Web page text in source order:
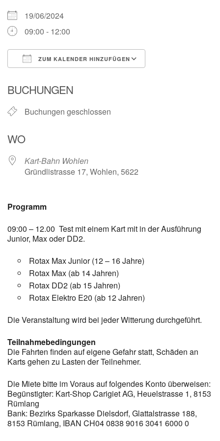
19/06/2024
09:00 - 12:00
ZUM KALENDER HINZUFÜGEN
BUCHUNGEN
Buchungen geschlossen
WO
Kart-Bahn Wohlen
Gründlistrasse 17, Wohlen, 5622
Programm
09:00 – 12.00 Test mit einem Kart mit in der Ausführung
Junior, Max oder DD2.
Rotax Max Junior (12 – 16 Jahre)
Rotax Max (ab 14 Jahren)
Rotax DD2 (ab 15 Jahren)
Rotax Elektro E20 (ab 12 Jahren)
Die Veranstaltung wird bei jeder Witterung durchgeführt.
Teilnahmebedingungen
Die Fahrten finden auf eigene Gefahr statt, Schäden an
Karts gehen zu Lasten der Teilnehmer.
Die Miete bitte im Voraus auf folgendes Konto überweisen:
Begünstigter: Kart-Shop Carigiet AG, Heuelstrasse 1, 8153
Rümlang
Bank: Bezirks Sparkasse Dielsdorf, Glattalstrasse 188,
8153 Rümlang, IBAN CH04 0838 9016 3041 6000 0